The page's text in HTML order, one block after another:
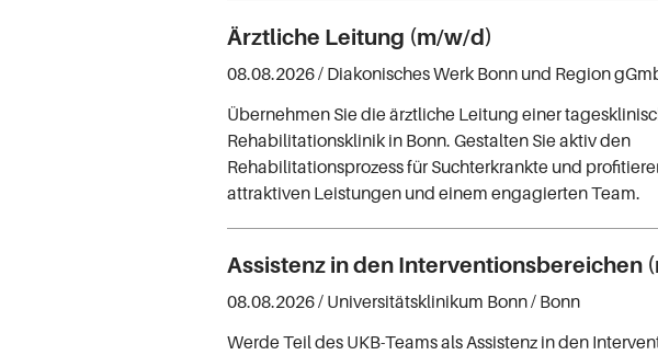
Ärztliche Leitung (m/w/d)
08.08.2026 / Diakonisches Werk Bonn und Region
Übernehmen Sie die ärztliche Leitung einer
Rehabilitationsklinik in Bonn. Gestalten Sie aktiv den
Rehabilitationsprozess für Suchterkrankte und
attraktiven Leistungen und einem engagierten Team.
Assistenz in den Interventionsbereichen
08.08.2026 / Universitätsklinikum Bonn/ Bonn
Werde Teil des UKB-Teams als Assistenz in den